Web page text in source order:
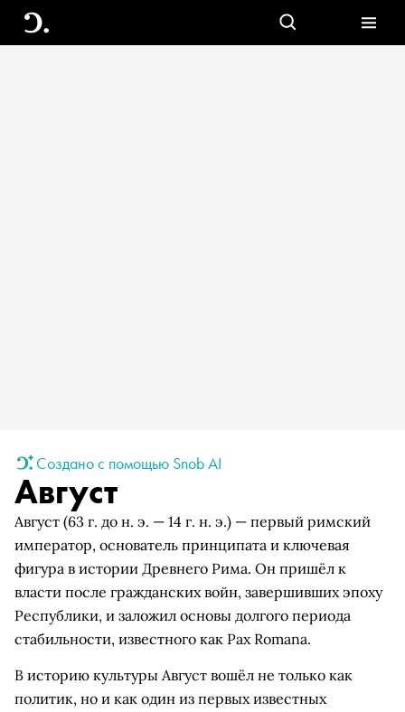
Создано с помощью Snob AI
Август
Август (63 г. до н. э. — 14 г. н. э.) — первый римский
император, основатель принципата и ключевая
фигура в истории Древнего Рима. Он пришёл к
власти после гражданских войн, завершивших эпоху
Республики, и заложил основы долгого периода
стабильности, известного как Pax Romana.
В историю культуры Август вошёл не только как
политик, но и как один из первых известных